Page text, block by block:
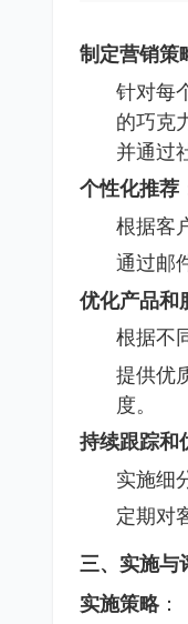
制定营销策
针对每
的巧克
并通过
个性化推荐
根据客
通过邮
优化产品和
根据不
提供优
度。
持续跟踪和
实施细
定期对
三、实施与
实施策略 ：